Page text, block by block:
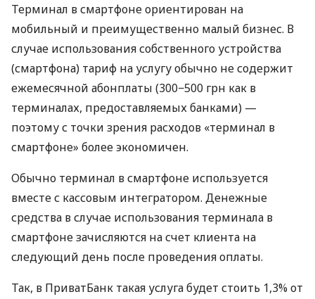
Терминал в смартфоне ориентирован на
мобильный и преимущественно малый бизнес. В
случае использования собственного устройства
(смартфона) тариф на услугу обычно не содержит
ежемесячной абонплаты (300−500 грн как в
терминалах, предоставляемых банками) —
поэтому с точки зрения расходов «терминал в
смартфоне» более экономичен.
Обычно терминал в смартфоне используется
вместе с кассовым интегратором. Денежные
средства в случае использования терминала в
смартфоне зачисляются на счет клиента на
следующий день после проведения оплаты.
Так, в ПриватБанк такая услуга будет стоить 1,3% от